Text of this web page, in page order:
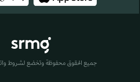
جميع الحقوق محفوظة وتخضع لشروط